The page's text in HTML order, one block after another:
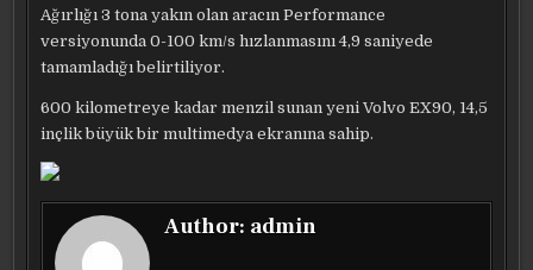
Ağırlığı 3 tona yakın olan aracın Performance
versiyonunda 0-100 km/s hızlanmasını 4,9 saniyede
tamamladığı belirtiliyor.
600 kilometreye kadar menzil sunan yeni Volvo EX90, 14,5
inçlik büyük bir multimedya ekranına sahip.
Author: admin